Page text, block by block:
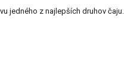
jedného z najlepších druhov čaju.